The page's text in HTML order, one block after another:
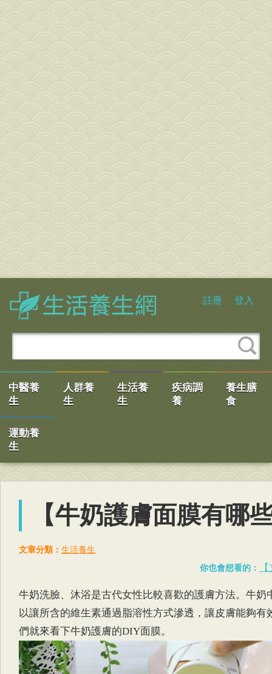
註冊 登入
中醫養
生
人群養
生
生活養
生
疾病調
養
養生膳
食
運動養
生
【牛奶護膚面膜有哪
文章分類： 生活養生
你也會想看的：
牛奶洗臉、沐浴是古代女性比較喜歡的護膚方法。牛奶
以讓所含的維生素通過脂溶性方式滲透，讓皮膚能夠有
們就來看下牛奶護膚的DIY面膜。